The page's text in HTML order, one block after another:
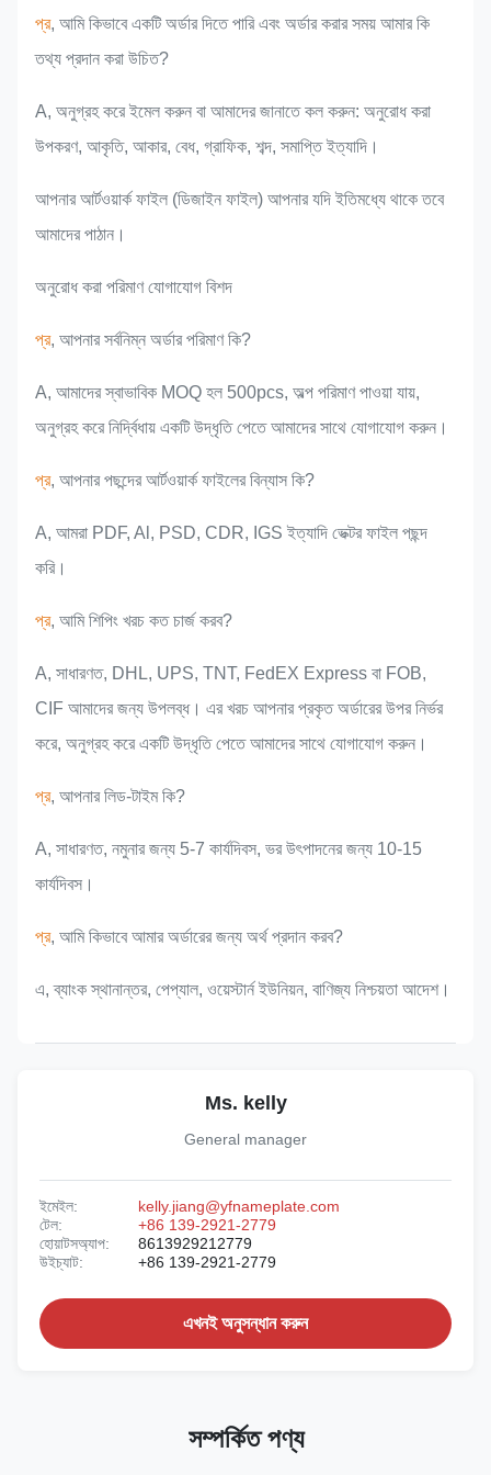
প্র, আমি কিভাবে একটি অর্ডার দিতে পারি এবং অর্ডার করার সময় আমার কি
তথ্য প্রদান করা উচিত?
A, অনুগ্রহ করে ইমেল করুন বা আমাদের জানাতে কল করুন: অনুরোধ করা
উপকরণ, আকৃতি, আকার, বেধ, গ্রাফিক, শব্দ, সমাপ্তি ইত্যাদি।
আপনার আর্টওয়ার্ক ফাইল (ডিজাইন ফাইল) আপনার যদি ইতিমধ্যে থাকে তবে
আমাদের পাঠান।
অনুরোধ করা পরিমাণ যোগাযোগ বিশদ
প্র, আপনার সর্বনিম্ন অর্ডার পরিমাণ কি?
A, আমাদের স্বাভাবিক MOQ হল 500pcs, অল্প পরিমাণ পাওয়া যায়,
অনুগ্রহ করে নির্দ্বিধায় একটি উদ্ধৃতি পেতে আমাদের সাথে যোগাযোগ করুন।
প্র, আপনার পছন্দের আর্টওয়ার্ক ফাইলের বিন্যাস কি?
A, আমরা PDF, Al, PSD, CDR, IGS ইত্যাদি ভেক্টর ফাইল পছন্দ
করি।
প্র, আমি শিপিং খরচ কত চার্জ করব?
A, সাধারণত, DHL, UPS, TNT, FedEX Express বা FOB,
CIF আমাদের জন্য উপলব্ধ। এর খরচ আপনার প্রকৃত অর্ডারের উপর নির্ভর
করে, অনুগ্রহ করে একটি উদ্ধৃতি পেতে আমাদের সাথে যোগাযোগ করুন।
প্র, আপনার লিড-টাইম কি?
A, সাধারণত, নমুনার জন্য 5-7 কার্যদিবস, ভর উৎপাদনের জন্য 10-15
কার্যদিবস।
প্র, আমি কিভাবে আমার অর্ডারের জন্য অর্থ প্রদান করব?
এ, ব্যাংক স্থানান্তর, পেপ্যাল, ওয়েস্টার্ন ইউনিয়ন, বাণিজ্য নিশ্চয়তা আদেশ।
Ms. kelly
General manager
ইমেইল:
kelly.jiang@yfnameplate.com
টেল:
+86 139-2921-2779
হোয়াটসঅ্যাপ:
8613929212779
উইচ্যাট:
+86 139-2921-2779
এখনই অনুসন্ধান করুন
সম্পর্কিত পণ্য